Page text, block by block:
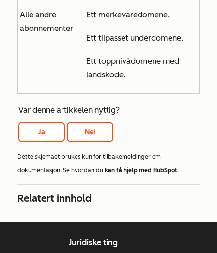
Alle andre
abonnementer
Ett merkevaredomene.
Ett tilpasset underdomene.
Ett toppnivådomene med
landskode.
Var denne artikkelen nyttig?
Ja Nei
Dette skjemaet brukes kun for tilbakemeldinger om
dokumentasjon. Se hvordan du kan få hjelp med HubSpot.
Relatert innhold
Juridiske ting